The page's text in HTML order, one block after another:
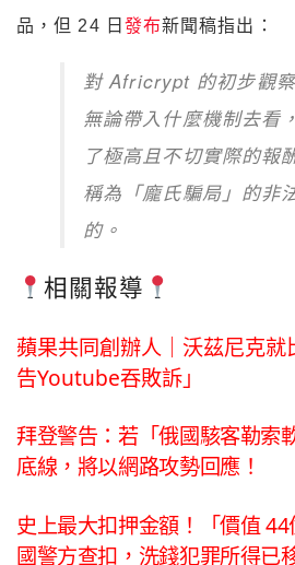
品，但 24 日 發布新聞稿指出：
對 Africrypt 的初步觀
無論帶入什麼機制去看
了極高且不切實際的報
稱為「龐氏騙局」的非
的。
相關報導
蘋果共同創辦人｜沃茲尼克
告Youtube吞敗訴」
拜登警告：若「俄國駭客勒索
底線，將以網路攻勢回應！
史上最大扣押金額！「價值
國警方查扣，洗錢犯罪所得已